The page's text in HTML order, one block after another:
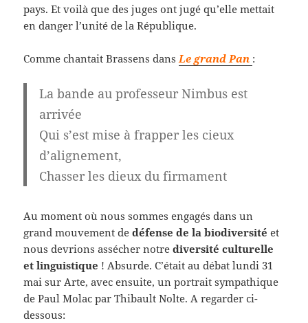
pays. Et voilà que des juges ont jugé qu’elle mettait
en danger l’unité de la République.
Comme chantait Brassens dans Le grand Pan :
La bande au professeur Nimbus est
arrivée
Qui s’est mise à frapper les cieux
d’alignement,
Chasser les dieux du firmament
Au moment où nous sommes engagés dans un
grand mouvement dedéfense de la biodiversité et
nous devrions assécher notrediversité culturelle
et linguistique ! Absurde. C’était au débat lundi 31
mai sur Arte, avec ensuite, un portrait sympathique
de Paul Molac par Thibault Nolte. A regarder ci-
dessous: